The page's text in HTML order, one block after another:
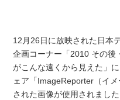
12月26日に放映された日本
企画コーナー「2010 その後
がこんな遠くから見えた」
ェア「ImageReporter（イ
された画像が使用されました